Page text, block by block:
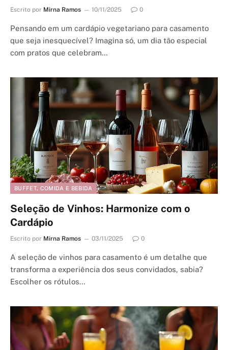
Escrito por Mirna Ramos 10/11/2025 0
Pensando em um cardápio vegetariano para casamento
que seja inesquecível? Imagina só, um dia tão especial
com pratos que celebram…
BUFFET, COMIDA E BEBIDA
Seleção de Vinhos: Harmonize com o
Cardápio
Escrito por Mirna Ramos 03/11/2025 0
A seleção de vinhos para casamento é um detalhe que
transforma a experiência dos seus convidados, sabia?
Escolher os rótulos…